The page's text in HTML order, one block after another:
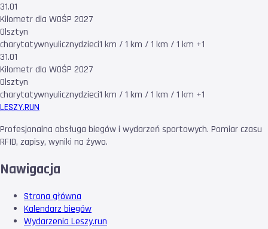
31.01
Kilometr dla WOŚP 2027
Olsztyn
charytatywnyulicznydzieci1 km / 1 km / 1 km / 1 km +1
31.01
Kilometr dla WOŚP 2027
Olsztyn
charytatywnyulicznydzieci1 km / 1 km / 1 km / 1 km +1
LESZY.RUN
Profesjonalna obsługa biegów i wydarzeń sportowych. Pomiar czasu
RFID, zapisy, wyniki na żywo.
Nawigacja
Strona główna
Kalendarz biegów
Wydarzenia Leszy.run